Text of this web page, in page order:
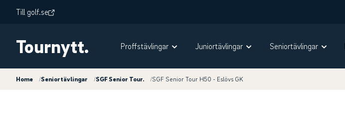
Till golf.se
Tournytt. Proffstävlingar Juniortävlingar Seniortävlingar
Home /Seniortävlingar /SGF Senior Tour. /SGF Senior Tour H50 - Eslövs GK